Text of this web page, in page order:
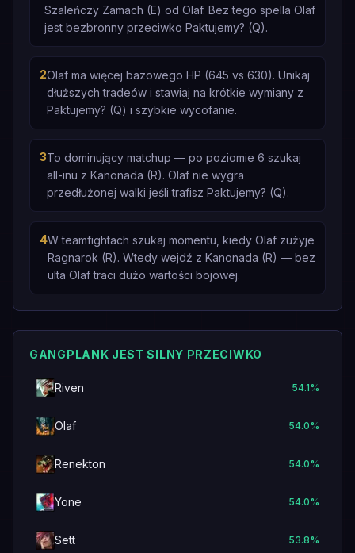
Szaleńczy Zamach (E) od Olaf. Bez tego spella Olaf
jest bezbronny przeciwko Paktujemy? (Q).
2Olaf ma więcej bazowego HP (645 vs 630). Unikaj
dłuższych tradeów i stawiaj na krótkie wymiany z
Paktujemy? (Q) i szybkie wycofanie.
3To dominujący matchup — po poziomie 6 szukaj
all-inu z Kanonada (R). Olaf nie wygra
przedłużonej walki jeśli trafisz Paktujemy? (Q).
4W teamfightach szukaj momentu, kiedy Olaf zużyje
Ragnarok (R). Wtedy wejdź z Kanonada (R) — bez
ulta Olaf traci dużo wartości bojowej.
GANGPLANK JEST SILNY PRZECIWKO
Riven 54.1%
Olaf 54.0%
Renekton 54.0%
Yone 54.0%
Sett 53.8%